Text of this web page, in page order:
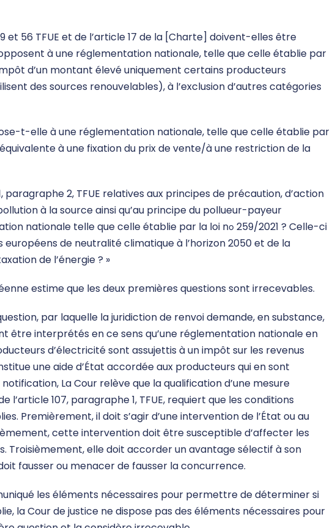
56 TFUE et de l’article 17 de la [Charte] doivent-elles être
à une réglementation nationale, telle que celle établie par
d’un montant élevé uniquement certains producteurs
des sources renouvelables), à l’exclusion d’autres catégories
t-elle à une réglementation nationale, telle que celle établie par
à une fixation du prix de vente/à une restriction de la
2, TFUE relatives aux principes de précaution, d’action
à la source ainsi qu’au principe du pollueur-payeur
nationale telle que celle établie par la loi no 259/2021 ? Celle-ci
de neutralité climatique à l’horizon 2050 et de la
de l’énergie ? »
estime que les deux premières questions sont irrecevables.
par laquelle la juridiction de renvoi demande, en substance,
être interprétés en ce sens qu’une réglementation nationale en
d’électricité sont assujettis à un impôt sur les revenus
une aide d’État accordée aux producteurs qui en sont
La Cour relève que la qualification d’une mesure
l’article 107, paragraphe 1, TFUE, requiert que les conditions
Premièrement, il doit s’agir d’une intervention de l’État ou au
cette intervention doit être susceptible d’affecter les
Troisièmement, elle doit accorder un avantage sélectif à son
fausser ou menacer de fausser la concurrence.
les éléments nécessaires pour permettre de déterminer si
la Cour de justice ne dispose pas des éléments nécessaires pour